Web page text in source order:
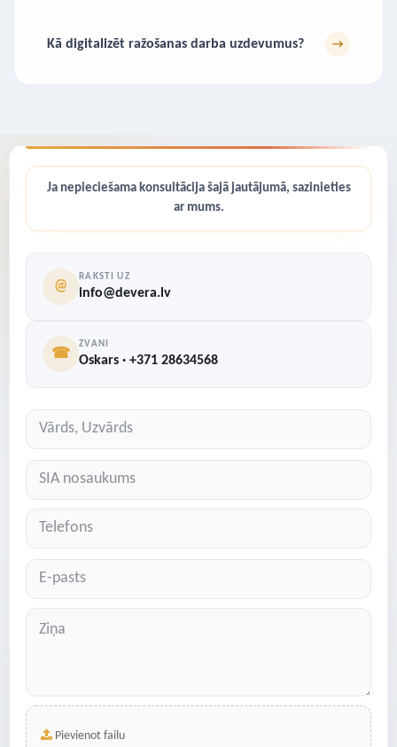
Kā digitalizēt ražošanas darba uzdevumus? →
Ja nepieciešama konsultācija šajā jautājumā, sazinieties
ar mums.
@
RAKSTI UZ
info@devera.lv
☎
ZVANI
Oskars · +371 28634568
Pievienot failu